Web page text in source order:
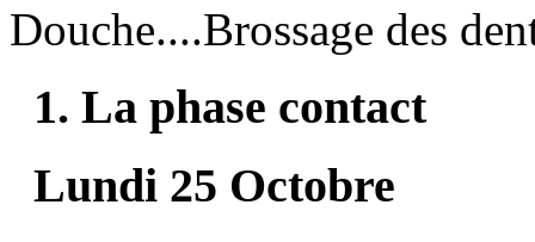
Douche....Brossage des
1. La phase contact
Lundi 25 Octobre